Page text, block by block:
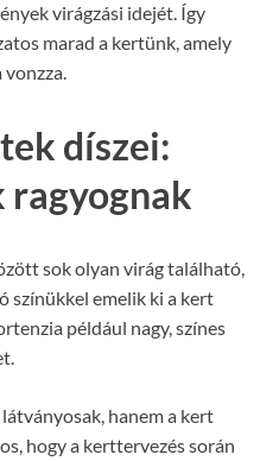
virágzási idejét. Így
marad a kertünk, amely
díszei:
ragyognak
sok olyan virág található,
színükkel emelik ki a kert
például nagy, színes
hanem a kert
hogy a kerttervezés során